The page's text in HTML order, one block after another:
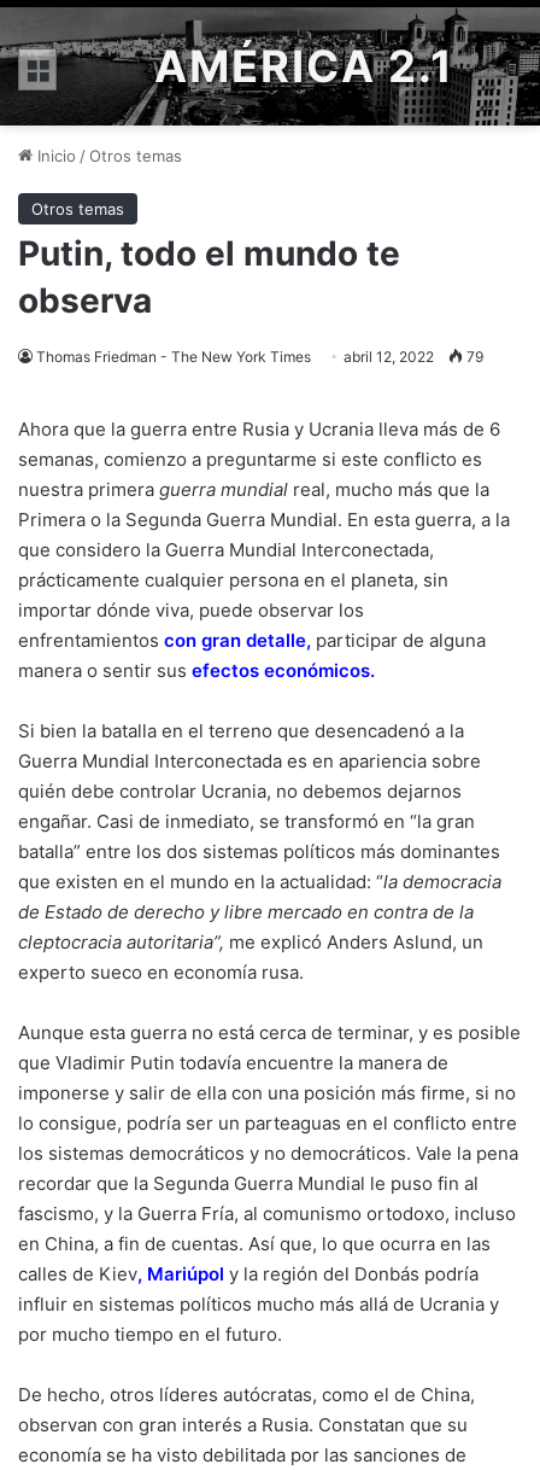
Menú AMÉRICA 2.1
Inicio /Otros temas
Otros temas
Putin, todo el mundo te
observa
Thomas Friedman - The New York Times abril 12, 2022 79
Ahora que la guerra entre Rusia y Ucrania lleva más de 6
semanas, comienzo a preguntarme si este conflicto es
nuestra primera guerra mundial real, mucho más que la
Primera o la Segunda Guerra Mundial. En esta guerra, a la
que considero la Guerra Mundial Interconectada,
prácticamente cualquier persona en el planeta, sin
importar dónde viva, puede observar los
enfrentamientos con gran detalle, participar de alguna
manera o sentir sus efectos económicos.
Si bien la batalla en el terreno que desencadenó a la
Guerra Mundial Interconectada es en apariencia sobre
quién debe controlar Ucrania, no debemos dejarnos
engañar. Casi de inmediato, se transformó en “la gran
batalla” entre los dos sistemas políticos más dominantes
que existen en el mundo en la actualidad: “la democracia
de Estado de derecho y libre mercado en contra de la
cleptocracia autoritaria”, me explicó Anders Aslund, un
experto sueco en economía rusa.
Aunque esta guerra no está cerca de terminar, y es posible
que Vladimir Putin todavía encuentre la manera de
imponerse y salir de ella con una posición más firme, si no
lo consigue, podría ser un parteaguas en el conflicto entre
los sistemas democráticos y no democráticos. Vale la pena
recordar que la Segunda Guerra Mundial le puso fin al
fascismo, y la Guerra Fría, al comunismo ortodoxo, incluso
en China, a fin de cuentas. Así que, lo que ocurra en las
calles de Kiev, Mariúpol y la región del Donbás podría
influir en sistemas políticos mucho más allá de Ucrania y
por mucho tiempo en el futuro.
De hecho, otros líderes autócratas, como el de China,
observan con gran interés a Rusia. Constatan que su
economía se ha visto debilitada por las sanciones de